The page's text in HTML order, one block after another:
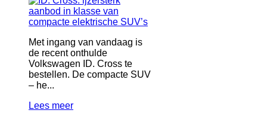
Met ingang van vandaag is
de recent onthulde
Volkswagen ID. Cross te
bestellen. De compacte SUV
– he...
Lees meer